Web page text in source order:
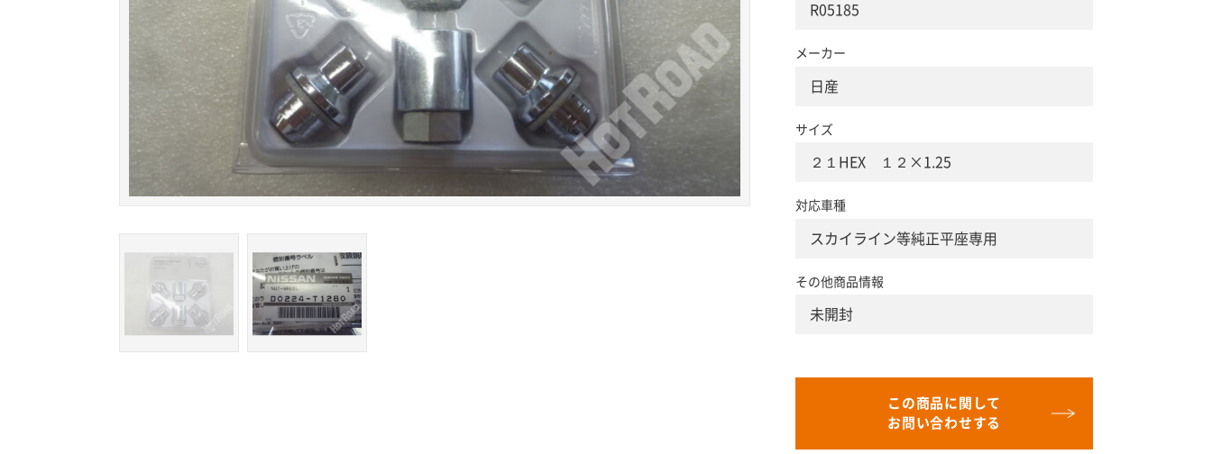
R05185
メーカー
日産
サイズ
２１HEX １２×1.25
対応車種
スカイライン等純正平座専用
その他商品情報
未開封
この商品に関して
お問い合わせする